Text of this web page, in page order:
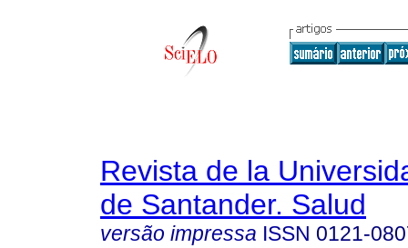
Revista de la
de Santander. Salud
versão impressa ISSN 0121-